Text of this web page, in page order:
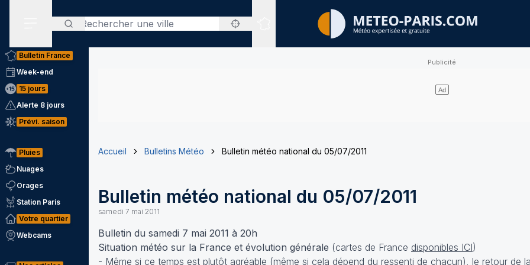
Rechercher
Sites expertisés
Bulletin France
Week-end
15 jours
Alerte 8 jours
Prévi. saison
Pluies
Nuages
Orages
Station Paris
Votre quartier
Webcams
Accueil Bulletins Météo Bulletin météo national du 05/07/2011
Bulletin météo national du 05/07/2011
samedi 7 mai 2011
Bulletin du samedi 7 mai 2011 à 20h
Situation météo sur la France et évolution générale (cartes de France disponibles ICI)
- Même si ce temps est plutôt agréable (même si cela dépend du ressenti de chacun), le retour de